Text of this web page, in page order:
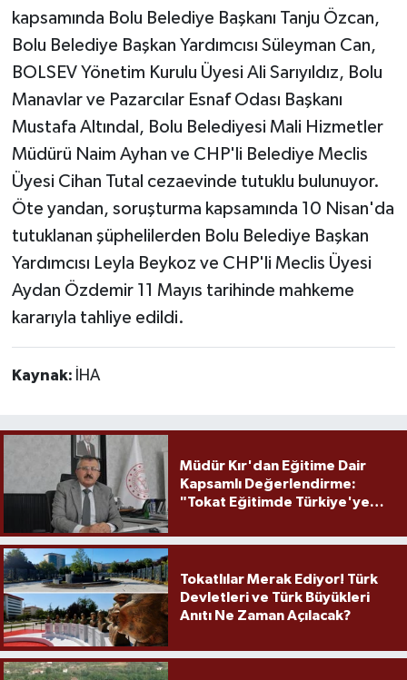
kapsamında Bolu Belediye Başkanı Tanju Özcan,
Bolu Belediye Başkan Yardımcısı Süleyman Can,
BOLSEV Yönetim Kurulu Üyesi Ali Sarıyıldız, Bolu
Manavlar ve Pazarcılar Esnaf Odası Başkanı
Mustafa Altındal, Bolu Belediyesi Mali Hizmetler
Müdürü Naim Ayhan ve CHP'li Belediye Meclis
Üyesi Cihan Tutal cezaevinde tutuklu bulunuyor.
Öte yandan, soruşturma kapsamında 10 Nisan'da
tutuklanan şüphelilerden Bolu Belediye Başkan
Yardımcısı Leyla Beykoz ve CHP'li Meclis Üyesi
Aydan Özdemir 11 Mayıs tarihinde mahkeme
kararıyla tahliye edildi.
Kaynak: İHA
Müdür Kır'dan Eğitime Dair
Kapsamlı Değerlendirme:
"Tokat Eğitimde Türkiye'ye
Tokatlılar Merak Ediyor! Türk
Devletleri ve Türk Büyükleri
Anıtı Ne Zaman Açılacak?